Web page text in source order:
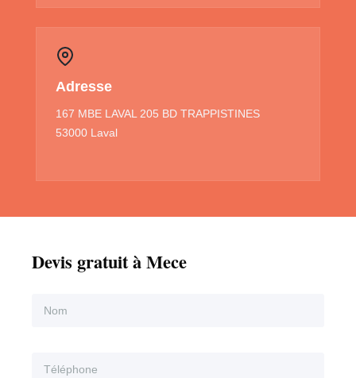
Adresse
167 MBE LAVAL 205 BD TRAPPISTINES
53000 Laval
Devis gratuit à Mece